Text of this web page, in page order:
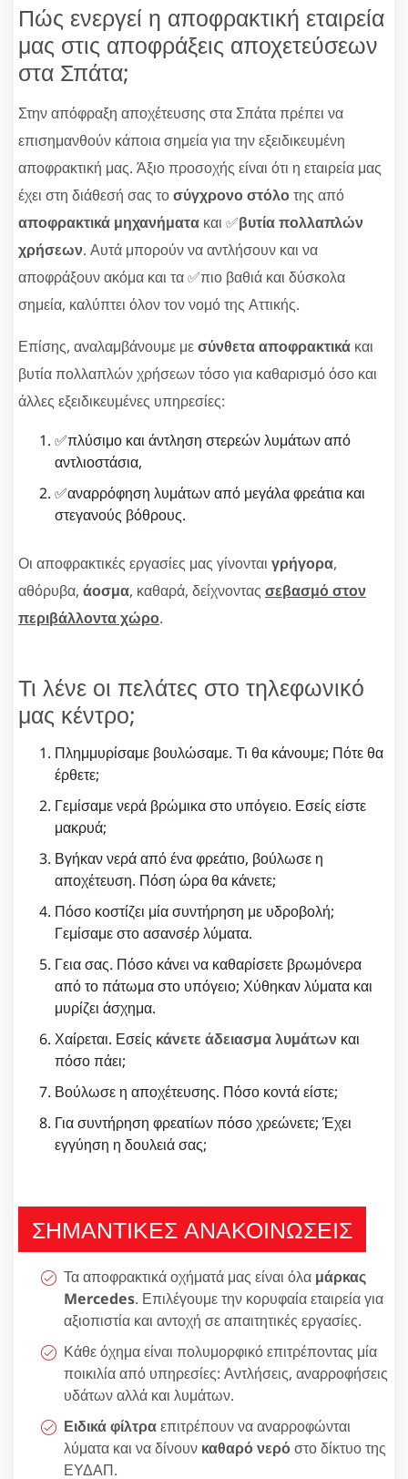
Πώς ενεργεί η αποφρακτική εταιρεία
μας στις αποφράξεις αποχετεύσεων
στα Σπάτα;
Στην απόφραξη αποχέτευσης στα Σπάτα πρέπει να
επισημανθούν κάποια σημεία για την εξειδικευμένη
αποφρακτική μας. Άξιο προσοχής είναι ότι η εταιρεία μας
έχει στη διάθεσή σας τοσύγχρονο στόλοτης από
αποφρακτικά μηχανήματα και ✅βυτία πολλαπλών
χρήσεων. Αυτά μπορούν να αντλήσουν και να
αποφράξουν ακόμα και τα ✅πιο βαθιά και δύσκολα
σημεία, καλύπτει όλον τον νομό της Αττικής.
Επίσης, αναλαμβάνουμε μεσύνθετα αποφρακτικά και
βυτία πολλαπλών χρήσεων τόσο για καθαρισμό όσο και
άλλες εξειδικευμένες υπηρεσίες:
✅πλύσιμο και άντληση στερεών λυμάτων από
αντλιοστάσια,
✅αναρρόφηση λυμάτων από μεγάλα φρεάτια και
στεγανούς βόθρους.
Οι αποφρακτικές εργασίες μας γίνονται γρήγορα,
αθόρυβα, άοσμα, καθαρά, δείχνοντας σεβασμό στον
περιβάλλοντα χώρο.
Τι λένε οι πελάτες στο τηλεφωνικό
μας κέντρο;
Πλημμυρίσαμε βουλώσαμε. Τι θα κάνουμε; Πότε θα
έρθετε;
Γεμίσαμε νερά βρώμικα στο υπόγειο. Εσείς είστε
μακρυά;
Βγήκαν νερά από ένα φρεάτιο, βούλωσε η
αποχέτευση. Πόση ώρα θα κάνετε;
Πόσο κοστίζει μία συντήρηση με υδροβολή;
Γεμίσαμε στο ασανσέρ λύματα.
Γεια σας. Πόσο κάνει να καθαρίσετε βρωμόνερα
από το πάτωμα στο υπόγειο; Χύθηκαν λύματα και
μυρίζει άσχημα.
Χαίρεται. Εσείς κάνετε άδειασμα λυμάτων και
πόσο πάει;
Βούλωσε η αποχέτευσης. Πόσο κοντά είστε;
Για συντήρηση φρεατίων πόσο χρεώνετε; Έχει
εγγύηση η δουλειά σας;
ΣΗΜΑΝΤΙΚΕΣ ΑΝΑΚΟΙΝΩΣΕΙΣ
Τα αποφρακτικά οχήματά μας είναι όλα μάρκας
Mercedes. Επιλέγουμε την κορυφαία εταιρεία για
αξιοπιστία και αντοχή σε απαιτητικές εργασίες.
Κάθε όχημα είναι πολυμορφικό επιτρέποντας μία
ποικιλία από υπηρεσίες: Αντλήσεις, αναρροφήσεις
υδάτων αλλά και λυμάτων.
Ειδικά φίλτραεπιτρέπουν να αναρροφώνται
λύματα και να δίνουν καθαρό νερόστο δίκτυο της
ΕΥΔΑΠ.